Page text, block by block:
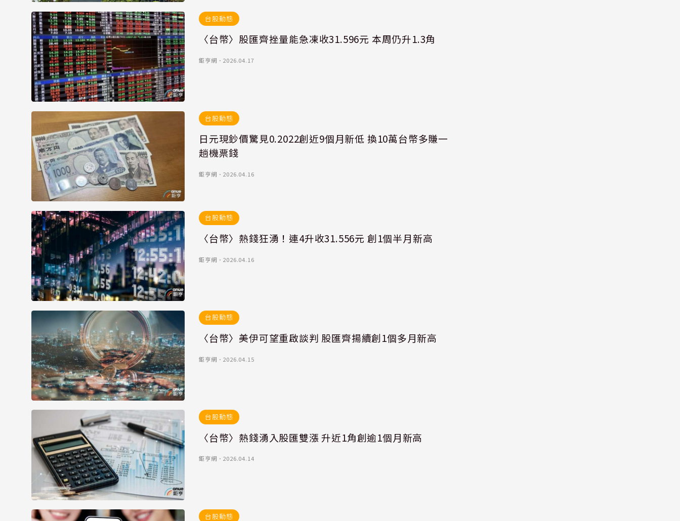
台股動態
〈台幣〉股匯齊挫量能急凍收31.596元 本周仍升1.3角
鉅亨網 ． 2026.04.17
台股動態
日元現鈔價驚見0.2022創近9個月新低 換10萬台幣多賺一
趟機票錢
鉅亨網 ． 2026.04.16
台股動態
〈台幣〉熱錢狂湧！連4升收31.556元 創1個半月新高
鉅亨網 ． 2026.04.16
台股動態
〈台幣〉美伊可望重啟談判 股匯齊揚續創1個多月新高
鉅亨網 ． 2026.04.15
台股動態
〈台幣〉熱錢湧入股匯雙漲 升近1角創逾1個月新高
鉅亨網 ． 2026.04.14
台股動態